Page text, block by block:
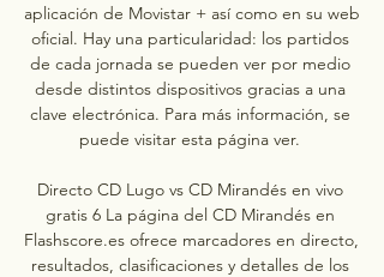
aplicación de Movistar + así como en su web
oficial. Hay una particularidad: los partidos
de cada jornada se pueden ver por medio
desde distintos dispositivos gracias a una
clave electrónica. Para más información, se
puede visitar esta página ver.
Directo CD Lugo vs CD Mirandés en vivo
gratis 6 La página del CD Mirandés en
Flashscore.es ofrece marcadores en directo,
resultados, clasificaciones y detalles de los